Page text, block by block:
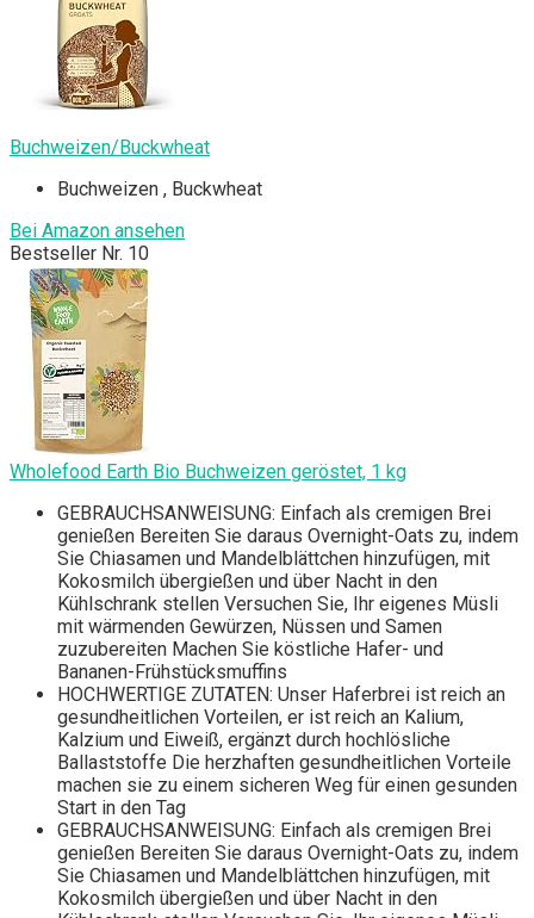
Buchweizen/Buckwheat
Buchweizen , Buckwheat
Bei Amazon ansehen
Bestseller Nr. 10
Wholefood Earth Bio Buchweizen geröstet, 1 kg
GEBRAUCHSANWEISUNG: Einfach als cremigen Brei
genießen Bereiten Sie daraus Overnight-Oats zu, indem
Sie Chiasamen und Mandelblättchen hinzufügen, mit
Kokosmilch übergießen und über Nacht in den
Kühlschrank stellen Versuchen Sie, Ihr eigenes Müsli
mit wärmenden Gewürzen, Nüssen und Samen
zuzubereiten Machen Sie köstliche Hafer- und
Bananen-Frühstücksmuffins
HOCHWERTIGE ZUTATEN: Unser Haferbrei ist reich an
gesundheitlichen Vorteilen, er ist reich an Kalium,
Kalzium und Eiweiß, ergänzt durch hochlösliche
Ballaststoffe Die herzhaften gesundheitlichen Vorteile
machen sie zu einem sicheren Weg für einen gesunden
Start in den Tag
GEBRAUCHSANWEISUNG: Einfach als cremigen Brei
genießen Bereiten Sie daraus Overnight-Oats zu, indem
Sie Chiasamen und Mandelblättchen hinzufügen, mit
Kokosmilch übergießen und über Nacht in den